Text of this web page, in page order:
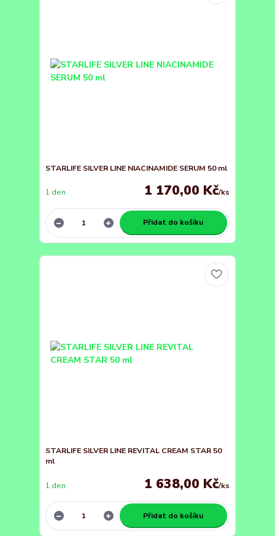
STARLIFE SILVER LINE NIACINAMIDE SERUM 50 ml
1 170,00 Kč/ks
1 den
Přidat do košíku
STARLIFE SILVER LINE REVITAL CREAM STAR 50
ml
1 638,00 Kč/ks
1 den
Přidat do košíku